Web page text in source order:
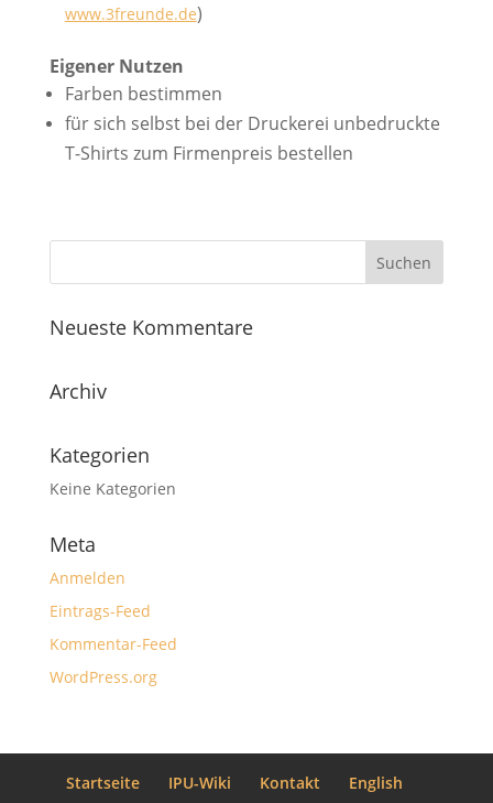
www.3freunde.de)
Eigener Nutzen
Farben bestimmen
für sich selbst bei der Druckerei unbedruckte
T-Shirts zum Firmenpreis bestellen
Neueste Kommentare
Archiv
Kategorien
Keine Kategorien
Meta
Anmelden
Eintrags-Feed
Kommentar-Feed
WordPress.org
Startseite IPU-Wiki Kontakt
English